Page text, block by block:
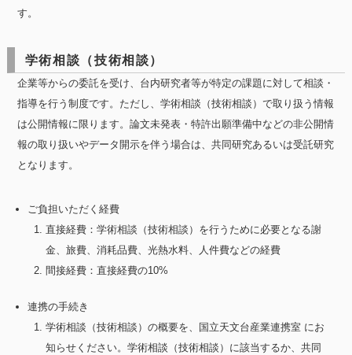
す。
学術相談（技術相談）
企業等からの委託を受け、台内研究者等が特定の課題に対して相談・
指導を行う制度です。ただし、学術相談（技術相談）で取り扱う情報
は公開情報に限ります。論文未発表・特許出願準備中などの非公開情
報の取り扱いやデータ開示を伴う場合は、共同研究あるいは受託研究
となります。
ご負担いただく経費
直接経費：学術相談（技術相談）を行うために必要となる謝
金、旅費、消耗品費、光熱水料、人件費などの経費
間接経費：直接経費の10%
連携の手続き
学術相談（技術相談）の概要を、国立天文台産業連携室 にお
知らせください。学術相談（技術相談）に該当するか、共同